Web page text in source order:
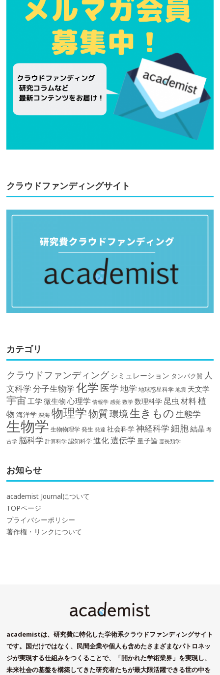
クラウドファンディングサイト
カテゴリ
クラウドファンディングシミュレーション タンパク質 人
文科学分子生物学化学医学地学 地球惑星科学 地震 天文学
宇宙 工学 微生物 心理学 情報学 感覚 数学 数理科学 昆虫 材料植
物 海洋学 深海 物理学物質環境生きもの 生態学
生物学 生物物理学 発生 発達 社会科学神経科学細胞結晶 考
古学 脳科学 計算科学 認知科学 進化遺伝学 量子論 霊長類学
お知らせ
academist Journalについて
TOPページ
プライバシーポリシー
著作権・リンクについて
academistは、研究費に特化した学術系クラウドファンディングサイト
です。国だけではなく、民間企業や個人も含めたさまざまなパトロネッ
ジが実現する仕組みをつくることで、「開かれた学術業界」を実現し、
未来社会の基盤を構築してきた研究者たちが最大限活躍できる世の中を